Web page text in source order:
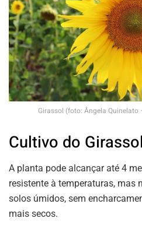
Girassol (foto: Ângela
Cultivo do Girassol
A planta pode alcançar até 4
resistente à temperaturas, mas
solos úmidos, sem
mais secos.